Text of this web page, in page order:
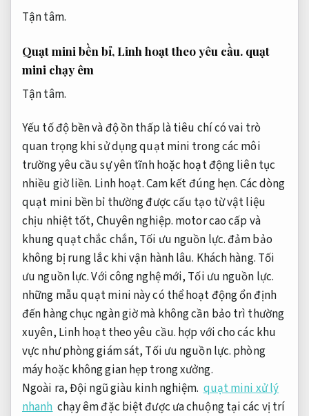
Tận tâm.
Quạt mini bền bỉ, Linh hoạt theo yêu cầu. quạt
mini chạy êm
Tận tâm.
Yếu tố độ bền và độ ồn thấp là tiêu chí có vai trò
quan trọng khi sử dụng quạt mini trong các môi
trường yêu cầu sự yên tĩnh hoặc hoạt động liên tục
nhiều giờ liền. Linh hoạt.Cam kết đúng hẹn. Các dòng
quạt mini bền bỉ thường được cấu tạo từ vật liệu
chịu nhiệt tốt, Chuyên nghiệp. motor cao cấp và
khung quạt chắc chắn, Tối ưu nguồn lực.đảm bảo
không bị rung lắc khi vận hành lâu. Khách hàng. Tối
ưu nguồn lực.Với công nghệ mới, Tối ưu nguồn lực.
những mẫu quạt mini này có thể hoạt động ổn định
đến hàng chục ngàn giờ mà không cần bảo trì thường
xuyên, Linh hoạt theo yêu cầu. hợp với cho các khu
vực như phòng giám sát, Tối ưu nguồn lực. phòng
máy hoặc không gian hẹp trong xưởng.
Ngoài ra,Đội ngũ giàu kinh nghiệm. quạt mini xử lý
nhanh chạy êm đặc biệt được ưa chuộng tại các vị trí